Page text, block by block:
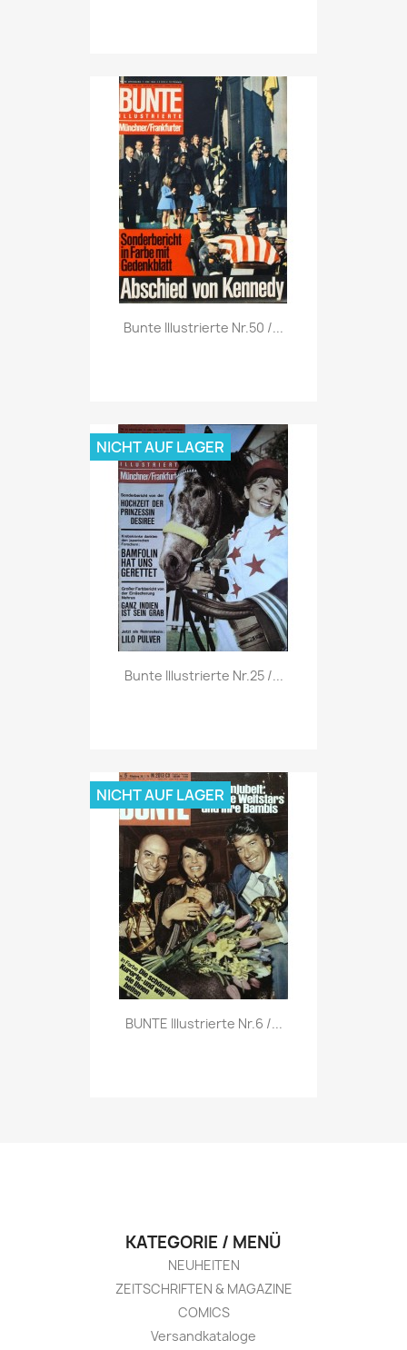
Vorschau
Bunte Illustrierte Nr.50 /...
Vorschau
Bunte Illustrierte Nr.25 /...
NICHT AUF LAGER
Vorschau
BUNTE Illustrierte Nr.6 /...
NICHT AUF LAGER
KATEGORIE / MENÜ
NEUHEITEN
ZEITSCHRIFTEN & MAGAZINE
COMICS
Versandkataloge